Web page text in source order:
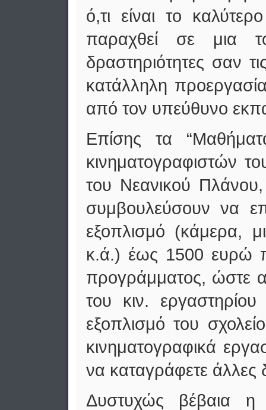
ό,τι είναι το
παραχθεί σε μια
δραστηριότητες σαν
κατάλληλη
από τον υπεύθυνο
Επίσης τα
κινηματογραφιστών
του Νεανικού
συμβουλεύσουν να
εξοπλισμό (κάμερα,
κ.ά.) έως 1500 ευρώ
προγράμματος, ώστε
του κιν.
εξοπλισμό του
κινηματογραφικά
να καταγράφετε άλλες
Δυστυχώς βέβαια η